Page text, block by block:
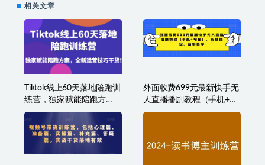
相关文章
Tiktok线上60天落地陪跑训
练营，独家赋能陪跑方
案，全新运营技巧干货
外面收费699元最新快手无
人直播播剧教程（手机+电
脑），长期稳定，简单易